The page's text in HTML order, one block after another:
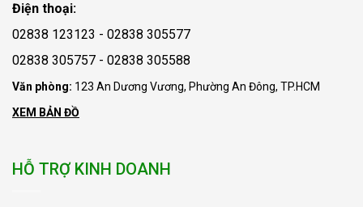
Điện thoại:
02838 123123 - 02838 305577
02838 305757 - 02838 305588
Văn phòng: 123 An Dương Vương, Phường An Đông, TP.HCM
XEM BẢN ĐỒ
HỖ TRỢ KINH DOANH